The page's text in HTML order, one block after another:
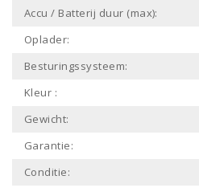
Accu / Batterij duur (max):
Oplader:
Besturingssysteem:
Kleur :
Gewicht:
Garantie:
Conditie: